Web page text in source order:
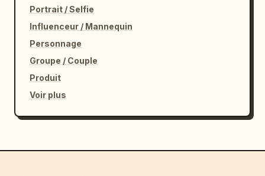
Portrait / Selfie
Influenceur / Mannequin
Personnage
Groupe / Couple
Produit
Voir plus